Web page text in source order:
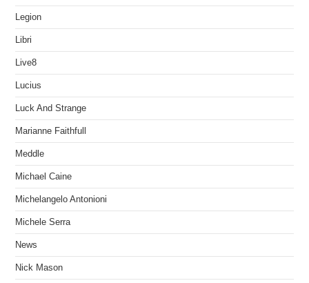
Legion
Libri
Live8
Lucius
Luck And Strange
Marianne Faithfull
Meddle
Michael Caine
Michelangelo Antonioni
Michele Serra
News
Nick Mason